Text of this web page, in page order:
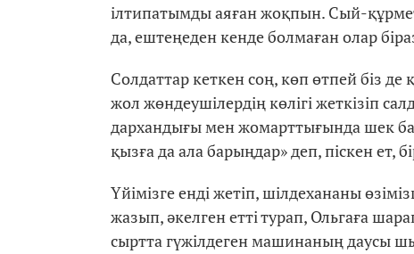
ілтипатымды аяған жоқпын. Сый-
да, ештеңеден кенде болмаған олар
Солдаттар кеткен соң, көп өтпей біз де
жол жөндеушілердің көлігі жеткізіп
дархандығы мен жомарттығында шек
қызға да ала барыңдар» деп, піскен ет,
Үйімізге енді жетіп, шілдехананы
жазып, әкелген етті турап, Ольгаға
сыртта гүжілдеген машинаның даусы